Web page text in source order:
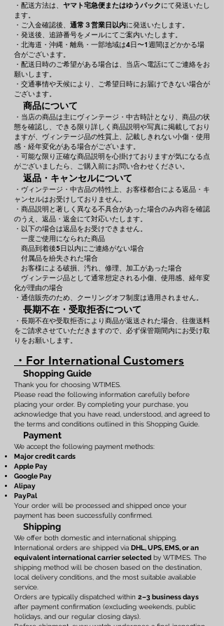
・配送方法は、 ヤマト宅急便またはゆうパックにて発送いたし
ます。
・ご入金確認後、 通常３営業日以内に発送いたします。
・発送後、追跡番号をメールにてご案内いたします。
・北海道・沖縄・離島・一部地域は4日〜1週間ほどかかる場
合がございます。
・配送日時のご希望がある場合は、当店へ電話にてご連絡をお
願いします。
・交通事情や天候により、ご希望日時にお届けできない場合が
ございます。
商品について
・当店の商品は主にヴィンテージ・中古時計となり、商品の状
態を確認し、できる限り詳しく商品説明や写真に掲載しており
ますが、ヴィンテージ品の性質上、記載しきれない小傷・使用
感・経年変化がある場合がございます。
・可能な限り正確な商品説明を心掛けておりますが気になる点
がございましたら、ご購入前にお問い合わせください。
返品・キャンセルについて
・ヴィンテージ・中古品の特性上、お客様都合による返品・キ
ャンセルはお受けしておりません。
・商品説明と著しく異なる不具合があった場合のみ内容を確認
のうえ、返品・返金にて対応いたします。
・以下の場合は返品をお受けできません。
一度ご使用になられた商品
商品到着後5日以内にご連絡がない場合
付属品を紛失された場合
お客様による破損、汚れ、修理、加工があった場合
ヴィンテージ品として通常想定される小傷、使用感、経年変
化が理由の場合
・通信販売のため、クーリングオフ制度は適用されません。
長期不在・受取拒否について
・長期不在や受取拒否により商品が返送された場合、往復送料
をご請求させていただきますので、必ず保管期間内にお受け取
りをお願いします。
・For International Customers
Shopping Guide
Thank you for choosing WTIMES.
Please read the following information carefully before
placing your order. By completing your purchase, you
acknowledge that you have read, understood, and agreed to
the terms and conditions outlined in this Shopping Guide.
Payment
We accept the following payment methods:
Major credit cards
Apple Pay
Google Pay
Alipay
PayPal
Your order will be processed and shipped once your
payment has been successfully confirmed.
Shipping
We offer both domestic and international shipping.
International orders are shipped via DHL, UPS, EMS, or an
equivalent international carrier selected by WTIMES. The
shipping method will be chosen based on the destination,
local delivery conditions, and the most suitable available
service.
Orders are typically dispatched within 2–3 business days
after payment confirmation (excluding weekends, public
holidays, and our regular closing days).